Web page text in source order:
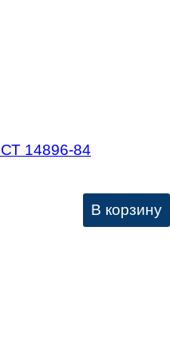
14896-84
В корзину